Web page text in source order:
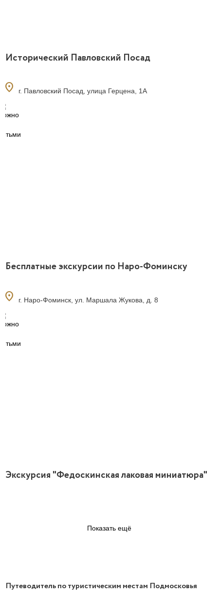
Исторический Павловский Посад
location_on г. Павловский Посад, улица Герцена, 1А
Бесплатные экскурсии по Наро-Фоминску
location_on г. Наро-Фоминск, ул. Маршала Жукова, д. 8
Экскурсия "Федоскинская лаковая миниатюра"
Показать ещё
Путеводитель по туристическим местам Подмосковья